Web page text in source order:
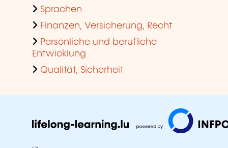
Sprachen
Finanzen, Versicherung, Recht
Persönliche und berufliche
Entwicklung
Qualität, Sicherheit